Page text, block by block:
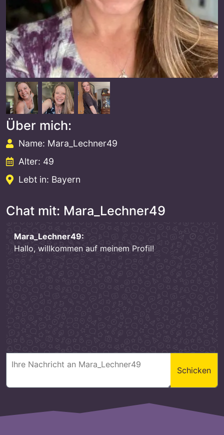
Über mich:
Name: Mara_Lechner49
Alter: 49
Lebt in: Bayern
Chat mit: Mara_Lechner49
Mara_Lechner49:
Hallo, willkommen auf meinem Profil!
Schicken